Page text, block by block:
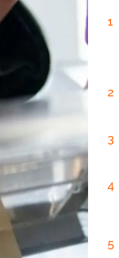
1
2
3
4
5